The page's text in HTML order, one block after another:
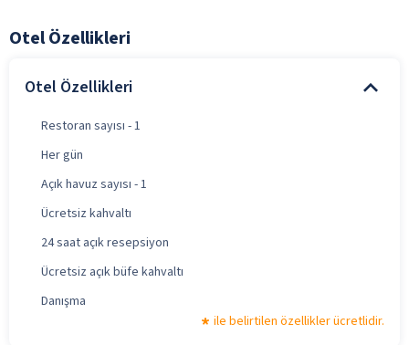
Otel Özellikleri
Otel Özellikleri
Restoran sayısı - 1
Her gün
Açık havuz sayısı - 1
Ücretsiz kahvaltı
24 saat açık resepsiyon
Ücretsiz açık büfe kahvaltı
Danışma
ile belirtilen özellikler ücretlidir.